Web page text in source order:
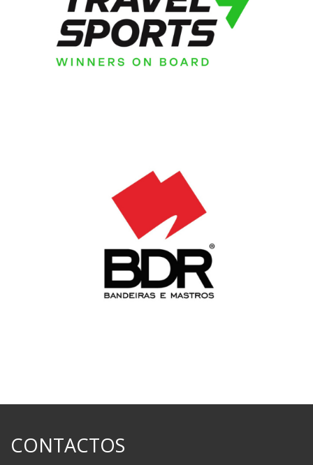
CONTACTOS